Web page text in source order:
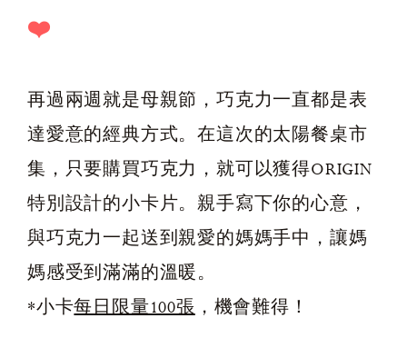
❤️
再過兩週就是母親節，巧克力一直都是表
達愛意的經典方式。在這次的太陽餐桌市
集，只要購買巧克力，就可以獲得ORIGIN
特別設計的小卡片。親手寫下你的心意，
與巧克力一起送到親愛的媽媽手中，讓媽
媽感受到滿滿的溫暖。
*小卡每日限量100張，機會難得！